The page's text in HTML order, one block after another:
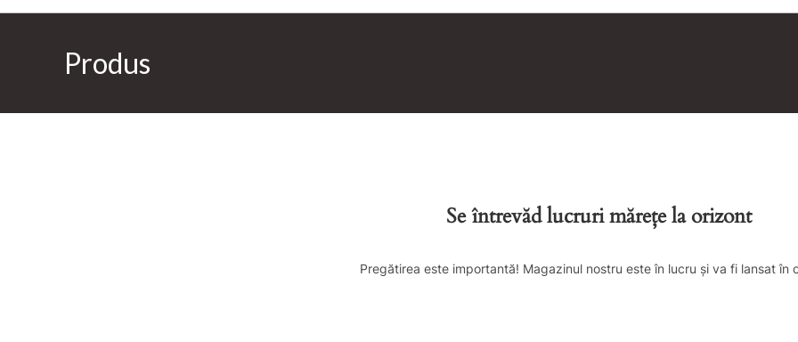
Produs
Se întrevăd lucruri mărețe la orizont
Pregătirea este importantă! Magazinul nostru este în lucru și va fi lansat în